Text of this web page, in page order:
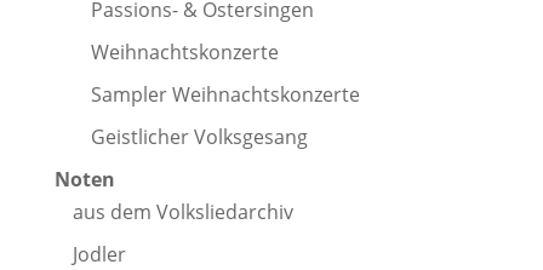
Passions- & Ostersingen
Weihnachtskonzerte
Sampler Weihnachtskonzerte
Geistlicher Volksgesang
Noten
aus dem Volksliedarchiv
Jodler